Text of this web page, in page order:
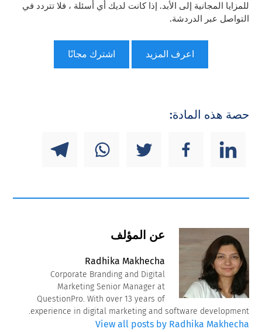
للمزايا المجانية إلى الأبد. إذا كانت لديك أي أسئلة ، فلا تتردد في
التواصل عبر الدردشة.
اعرف المزيد اشترك مجانًا
حصة هذه المادة:
عن المؤلف
Radhika Makhecha
Corporate Branding and Digital
Marketing Senior Manager at
QuestionPro. With over 13 years of
experience in digital marketing and software development.
View all posts by Radhika Makhecha